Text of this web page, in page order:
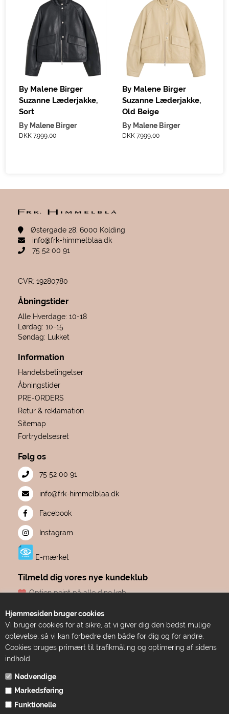
Hjemmesiden bruger cookies
Vi bruger cookies for at sikre, at vi giver dig den bedst mulige
oplevelse, så vi kan forbedre den både for dig og for andre.
Cookies bruges primært til trafikmåling og optimering af sidens
indhold.
Nødvendige
Markedsføring
Funktionelle
By Malene Birger
Suzanne Læderjakke,
Sort
By Malene Birger
DKK 7.999,00
By Malene Birger
Suzanne Læderjakke,
Old Beige
By Malene Birger
DKK 7.999,00
Østergade 28, 6000 Kolding
info@frk-himmelblaa.dk
75 52 00 91
CVR: 19280780
Åbningstider
Alle Hverdage: 10-18
Lørdag: 10-15
Søndag: Lukket
Information
Handelsbetingelser
Åbningstider
PRE-ORDERS
Retur & reklamation
Sitemap
Fortrydelsesret
Følg os
75 52 00 91
info@frk-himmelblaa.dk
Facebook
Instagram
E-mærket
Tilmeld dig vores nye kundeklub
Optjen point på alle dine køb
Dine point udløber aldrig
Adgang til eksklusive tilbud før alle andre
Bare ren forkælelse
TILMELD DIG HER